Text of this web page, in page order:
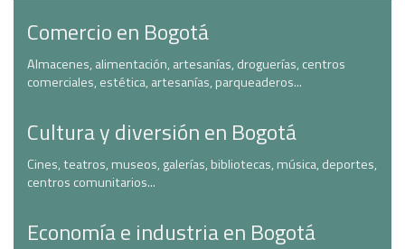
Comercio en Bogotá
Almacenes, alimentación, artesanías, droguerías, centros
comerciales, estética, artesanías, parqueaderos...
Cultura y diversión en Bogotá
Cines, teatros, museos, galerías, bibliotecas, música, deportes,
centros comunitarios...
Economía e industria en Bogotá